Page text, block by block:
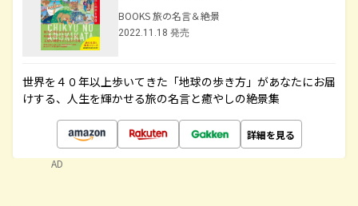
BOOKS 旅の名言＆絶景
2022.11.18 発売
世界を４０年以上歩いてきた「地球の歩き方」があなたにお届
けする、人生を輝かせる旅の名言と癒やしの絶景集
詳細を見る
AD